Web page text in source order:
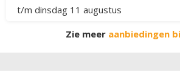
t/m dinsdag 11 augustus
Zie meer aanbiedingen